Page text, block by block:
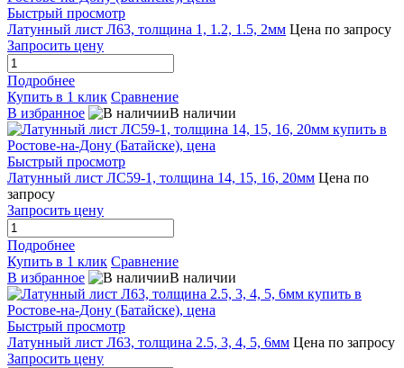
Быстрый просмотр
Латунный лист Л63, толщина 1, 1.2, 1.5, 2мм Цена по запросу
Запросить цену
Подробнее
Купить в 1 клик Сравнение
В избранное
В наличии
Быстрый просмотр
Латунный лист ЛС59-1, толщина 14, 15, 16, 20мм Цена по
запросу
Запросить цену
Подробнее
Купить в 1 клик Сравнение
В избранное
В наличии
Быстрый просмотр
Латунный лист Л63, толщина 2.5, 3, 4, 5, 6мм Цена по запросу
Запросить цену